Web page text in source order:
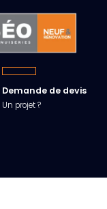
Demande de devis
Un projet ?